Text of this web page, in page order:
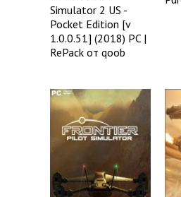
Simulator 2 US -
Pocket Edition [v
1.0.0.51] (2018) PC |
RePack от qoob